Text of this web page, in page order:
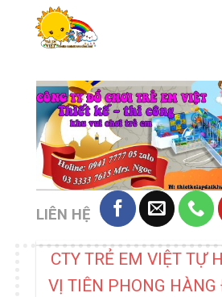
LIÊN HỆ
CTY TRẺ EM VIỆT TỰ
VỊ TIÊN PHONG HÀNG